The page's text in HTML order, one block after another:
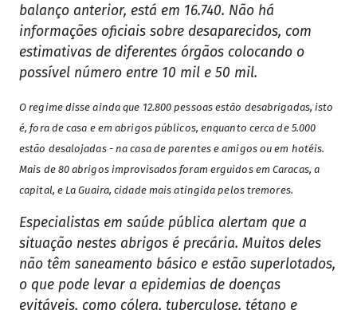
balanço anterior, está em 16.740. Não há
informações oficiais sobre desaparecidos, com
estimativas de diferentes órgãos colocando o
possível número entre 10 mil e 50 mil.
O regime disse ainda que 12.800 pessoas estão desabrigadas, isto
é, fora de casa e em abrigos públicos, enquanto cerca de 5.000
estão desalojadas - na casa de parentes e amigos ou em hotéis.
Mais de 80 abrigos improvisados foram erguidos em Caracas, a
capital, e La Guaira, cidade mais atingida pelos tremores.
Especialistas em saúde pública alertam que a
situação nestes abrigos é precária. Muitos deles
não têm saneamento básico e estão superlotados,
o que pode levar a epidemias de doenças
evitáveis, como cólera, tuberculose, tétano e